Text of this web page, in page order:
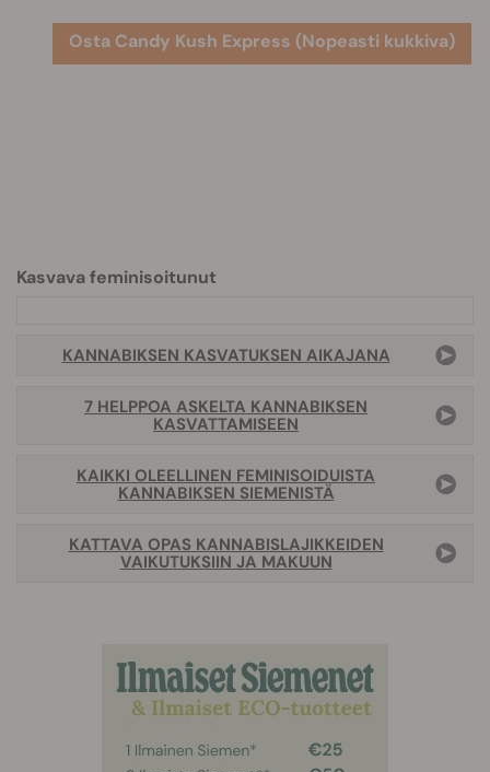
Osta Candy Kush Express (Nopeasti kukkiva)
Kasvava feminisoitunut
KANNABIKSEN KASVATUKSEN AIKAJANA
7 HELPPOA ASKELTA KANNABIKSEN
KASVATTAMISEEN
KAIKKI OLEELLINEN FEMINISOIDUISTA
KANNABIKSEN SIEMENISTÄ
KATTAVA OPAS KANNABISLAJIKKEIDEN
VAIKUTUKSIIN JA MAKUUN